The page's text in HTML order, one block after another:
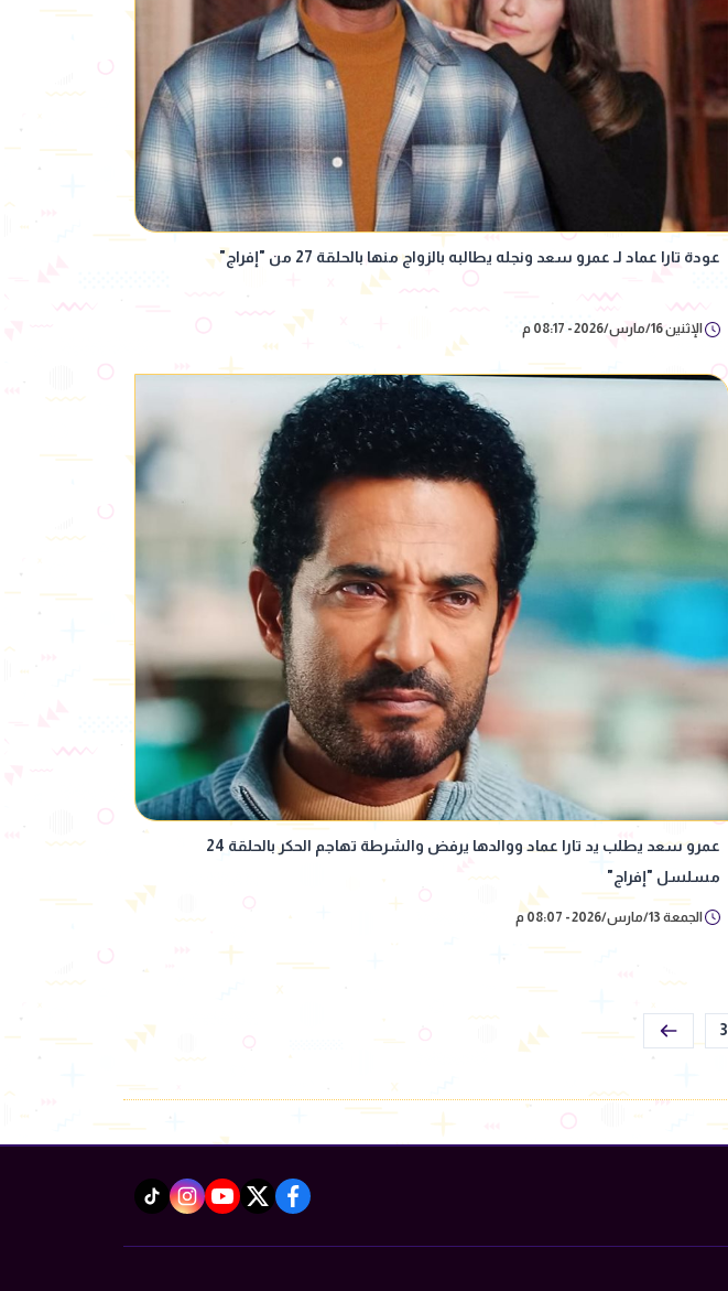
عودة تارا عماد لـ عمرو سعد ونجله يطالبه بالزواج منها بالحلقة 27 من "إفراج"
الإثنين 16/مارس/2026 - 08:17 م
عمرو سعد يطلب يد تارا عماد ووالدها يرفض والشرطة تهاجم الحكر بالحلقة 24
مسلسل "إفراج"
الجمعة 13/مارس/2026 - 08:07 م
3
facebook
twitter
youtube
instagram
tiktok